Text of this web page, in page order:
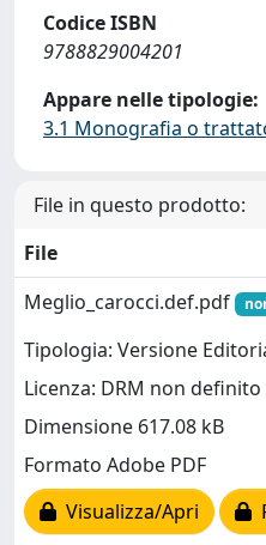
Codice ISBN
9788829004201
Appare nelle tipologie:
3.1 Monografia o
File in questo prodotto:
File
Meglio_carocci.def.pdf
Tipologia: Versione
Licenza: DRM non definito
Dimensione 617.08 kB
Formato Adobe PDF
Visualizza/Apri